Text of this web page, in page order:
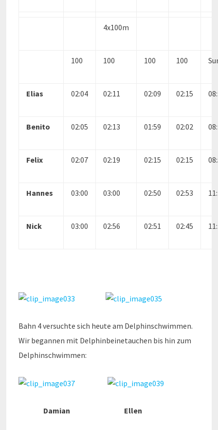
4x100m
100 100 100 100
Elias 02:04 02:11 02:09 02:15
Benito 02:05 02:13 01:59 02:02
Felix 02:07 02:19 02:15 02:15
Hannes 03:00 03:00 02:50 02:53
Nick 03:00 02:56 02:51 02:45
Bahn 4 versuchte sich heute am Delphinschwimmen.
Wir begannen mit Delphinbeinetauchen bis hin zum
Delphinschwimmen:
Damian Ellen